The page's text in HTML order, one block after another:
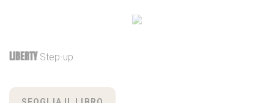
LIBERTYStep-up